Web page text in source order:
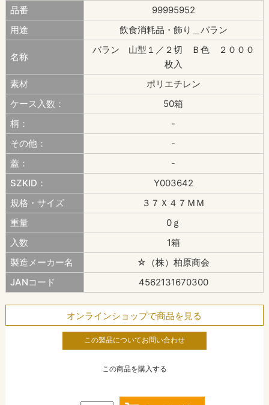
品番
99995952
用途
飲食消耗品・飾り＿バラン
名称
バラン 山型１／２切 Ｂ色 ２０００
枚入
素材
ポリエチレン
ケース入数：
50箱
柄：
-
その他：
-
蓋：
-
SZKID：
Y003642
規格・サイズ
３７Ｘ４７ＭＭ
重量
0ｇ
入数
1箱
製造メーカー名
☆（株）柏原商会
JANコード
4562131670300
オンラインショップで商品を見る
この製品についてお問い合わせ
この商品を購入する